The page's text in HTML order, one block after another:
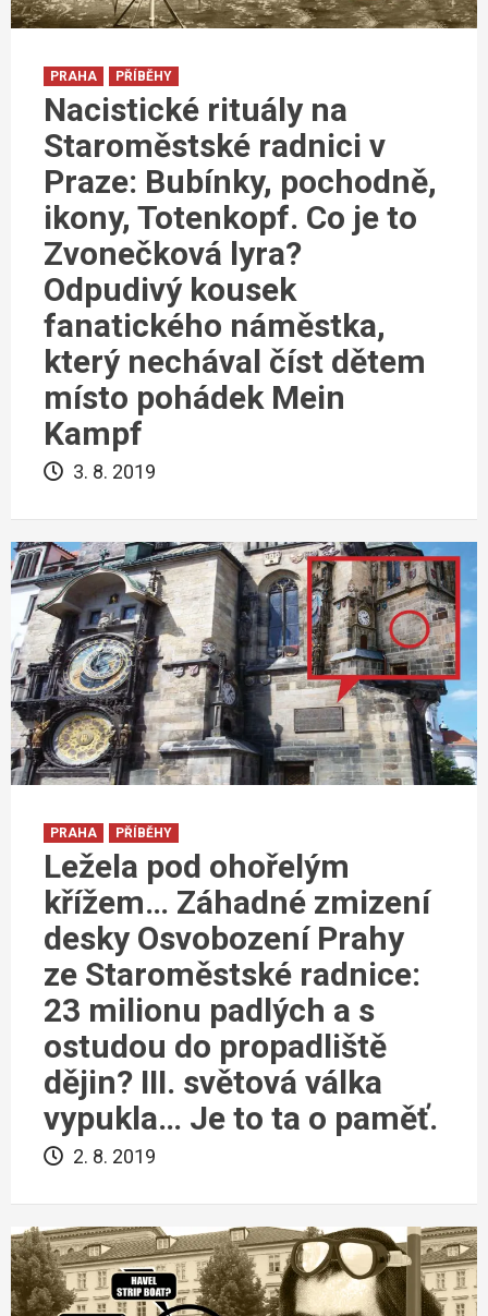
PRAHA PŘÍBĚHY
Nacistické rituály na
Staroměstské radnici v
Praze: Bubínky, pochodně,
ikony, Totenkopf. Co je to
Zvonečková lyra?
Odpudivý kousek
fanatického náměstka,
který nechával číst dětem
místo pohádek Mein
Kampf
3. 8. 2019
PRAHA PŘÍBĚHY
Ležela pod ohořelým
křížem… Záhadné zmizení
desky Osvobození Prahy
ze Staroměstské radnice:
23 milionu padlých a s
ostudou do propadliště
dějin? III. světová válka
vypukla… Je to ta o paměť.
2. 8. 2019